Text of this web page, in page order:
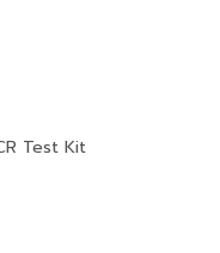
Test Kit